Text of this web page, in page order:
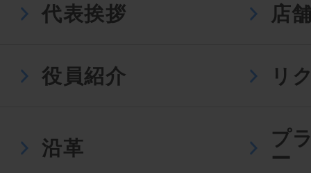
代表挨拶 店
役員紹介 リ
沿革
プ
ー